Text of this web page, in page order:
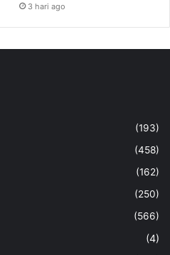
3 hari ago
(193)
(458)
(162)
(250)
(566)
(4)